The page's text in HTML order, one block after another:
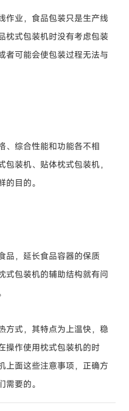
作业，食品包装只是生产线
枕式包装机时没有考虑包装
者可能会使包装过程无法与
、综合性能和功能各不相
装机、贴体枕式包装机，
目的。
品，延长食品容器的保质
式包装机的辅助结构就有问
方式，其特点为上温快，稳
操作使用枕式包装机的时
上面这些注意事项，正确方
要的。